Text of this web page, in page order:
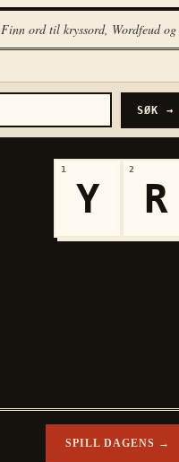
Finn ord til kryssord, Wordfeud
SØK →
1
Y
2
R
SPILL DAGENS →